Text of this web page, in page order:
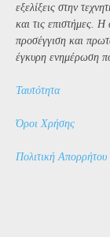
εξελίξεις στην
και τις επιστήμες.
προσέγγιση και
έγκυρη ενημέρωση
Ταυτότητα
Όροι Χρήσης
Πολιτική Απορρήτου